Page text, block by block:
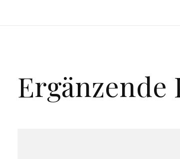
Ergänzende